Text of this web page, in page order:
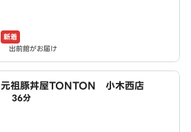
新着
出前館がお届け
元祖豚丼屋TONTON 小木西店
36分